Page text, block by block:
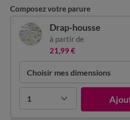
Composez votre parure
Choisir mes dimensions
1
Drap-housse
à partir de
21,99 €